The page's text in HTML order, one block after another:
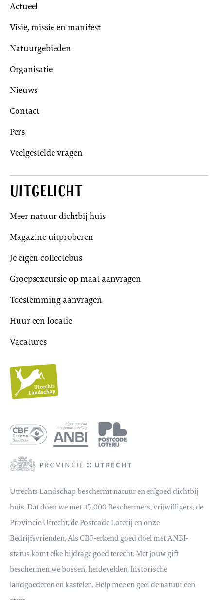
Actueel
Visie, missie en manifest
Natuurgebieden
Organisatie
Nieuws
Contact
Pers
Veelgestelde vragen
Uitgelicht
Meer natuur dichtbij huis
Magazine uitproberen
Je eigen collectebus
Groepsexcursie op maat aanvragen
Toestemming aanvragen
Huur een locatie
Vacatures
Utrechts Landschap beschermt natuur en erfgoed dichtbij
huis. Dat doen we met 37.000 Beschermers, vrijwilligers, de
Provincie Utrecht, de Postcode Loterij en onze
Bedrijfsvrienden. Als CBF-erkend goed doel met ANBI-
status komt elke bijdrage goed terecht. Met jouw gift
beschermen we bossen, heidevelden, historische
landgoederen en kastelen. Help mee en geef de natuur een